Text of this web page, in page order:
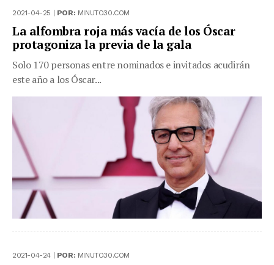
2021-04-25 | POR: MINUTO30.COM
La alfombra roja más vacía de los Óscar
protagoniza la previa de la gala
Solo 170 personas entre nominados e invitados acudirán
este año a los Óscar...
2021-04-24 | POR: MINUTO30.COM